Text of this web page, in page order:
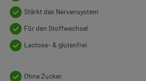
Stärkt das Nervensystem
Für den Stoffwechsel
Lactose- & glutenfrei
Ohne Zucker